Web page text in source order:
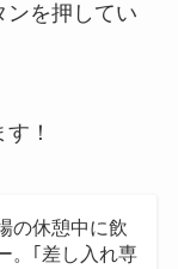
ンを押してい
！
の休憩中に飲
。｢差し入れ専